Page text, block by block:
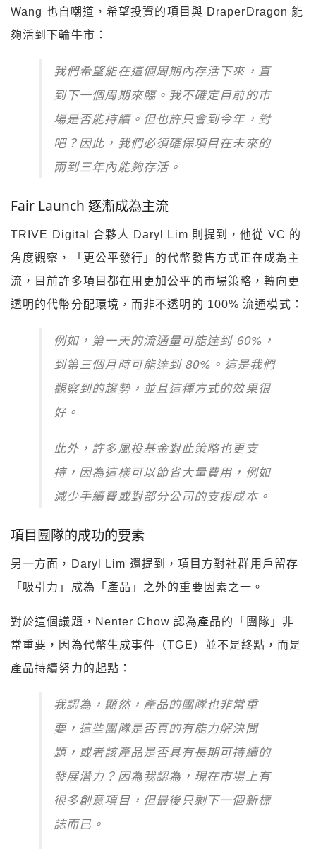
Wang 也自嘲道，希望投資的項目與 DraperDragon 能
夠活到下輪牛市：
我們希望能在這個周期內存活下來，直
到下一個周期來臨。我不確定目前的市
場是否能持續。但也許只會到今年，對
吧？因此，我們必須確保項目在未來的
兩到三年內能夠存活。
Fair Launch 逐漸成為主流
TRIVE Digital 合夥人 Daryl Lim 則提到，他從 VC 的
角度觀察，「更公平發行」的代幣發售方式正在成為主
流，目前許多項目都在用更加公平的市場策略，轉向更
透明的代幣分配環境，而非不透明的 100% 流通模式：
例如，第一天的流通量可能達到 60%，
到第三個月時可能達到 80%。這是我們
觀察到的趨勢，並且這種方式的效果很
好。
此外，許多風投基金對此策略也更支
持，因為這樣可以節省大量費用，例如
減少手續費或對部分公司的支援成本。
項目團隊的成功的要素
另一方面，Daryl Lim 還提到，項目方對社群用戶留存
「吸引力」成為「產品」之外的重要因素之一。
對於這個議題，Nenter Chow 認為產品的「團隊」非
常重要，因為代幣生成事件（TGE）並不是終點，而是
產品持續努力的起點：
我認為，顯然，產品的團隊也非常重
要，這些團隊是否真的有能力解決問
題，或者該產品是否具有長期可持續的
發展潛力？因為我認為，現在市場上有
很多創意項目，但最後只剩下一個新標
誌而已。